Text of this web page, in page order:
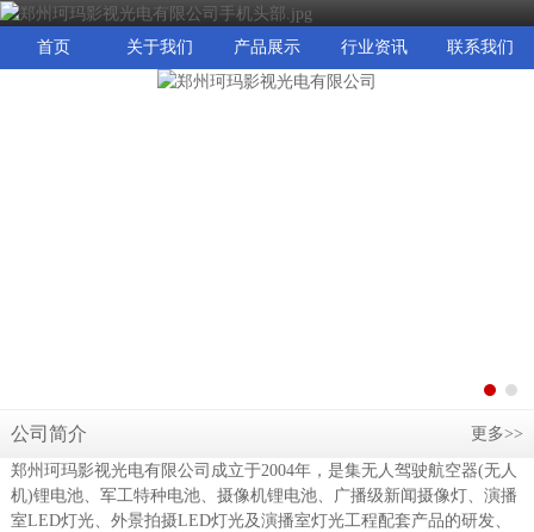
首页 关于我们 产品展示 行业资讯 联系我们
公司简介 更多>>
郑州珂玛影视光电有限公司成立于2004年，是集无人驾驶航空器(无人
机)锂电池、军工特种电池、摄像机锂电池、广播级新闻摄像灯、演播
室LED灯光、外景拍摄LED灯光及演播室灯光工程配套产品的研发、